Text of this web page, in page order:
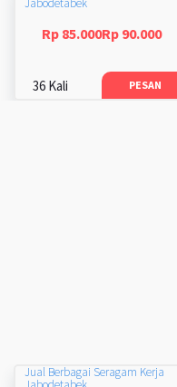
Jabodetabek
Rp 85.000Rp 90.000
36 Kali PESAN
Jual Berbagai Seragam Kerja